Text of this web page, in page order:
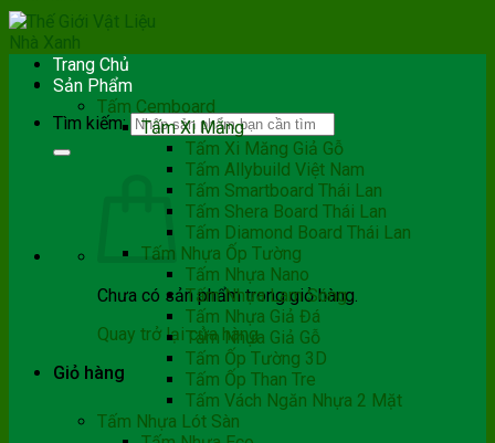
Tìm kiếm:
Chưa có sản phẩm trong giỏ hàng.
Quay trở lại cửa hàng
Giỏ hàng
Trang Chủ
Sản Phẩm
Tấm Cemboard
Tấm Xi Măng
Tấm Xi Măng Giả Gỗ
Tấm Allybuild Việt Nam
Tấm Smartboard Thái Lan
Tấm Shera Board Thái Lan
Tấm Diamond Board Thái Lan
Tấm Nhựa Ốp Tường
Tấm Nhựa Nano
Tấm Nhựa Lam Sóng
Tấm Nhựa Giả Đá
Tấm Nhựa Giả Gỗ
Tấm Ốp Tường 3D
Tấm Ốp Than Tre
Tấm Vách Ngăn Nhựa 2 Mặt
Tấm Nhựa Lót Sàn